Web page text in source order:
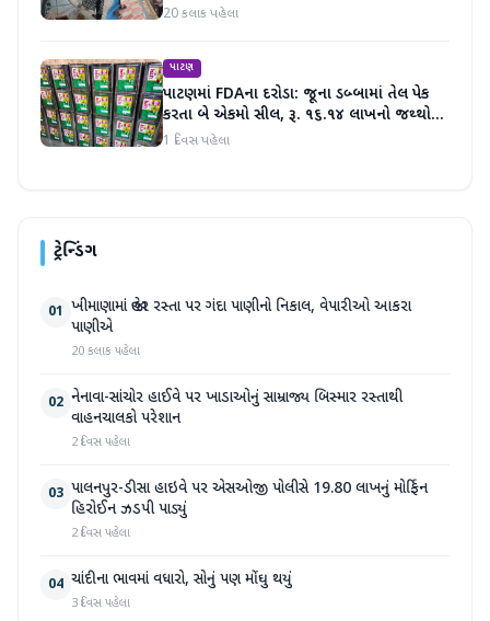
20 કલાક પહેલા
પાટણ
પાટણમાં FDAના દરોડા: જૂના ડબ્બામાં તેલ પેક
કરતા બે એકમો સીલ, રૂ. ૧૬.૧૪ લાખનો જથ્થો
જપ્ત
1 દિવસ પહેલા
ટ્રેન્ડિંગ
01 ખીમાણામાં જાહેર રસ્તા પર ગંદા પાણીનો નિકાલ, વેપારીઓ આકરા
પાણીએ
20 કલાક પહેલા
02 નેનાવા-સાંચોર હાઈવે પર ખાડાઓનું સામ્રાજ્ય બિસ્માર રસ્તાથી
વાહનચાલકો પરેશાન
2 દિવસ પહેલા
03 પાલનપુર-ડીસા હાઇવે પર એસઓજી પોલીસે 19.80 લાખનું મોર્ફિન
હિરોઈન ઝડપી પાડ્યું
2 દિવસ પહેલા
04 ચાંદીના ભાવમાં વધારો, સોનું પણ મોંઘુ થયું
3 દિવસ પહેલા